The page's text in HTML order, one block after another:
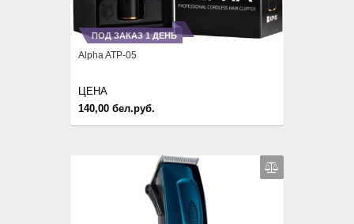
ПОД ЗАКАЗ 1 ДЕНЬ
Alpha ATP-05
140,00 бел.руб.
ЦЕНА